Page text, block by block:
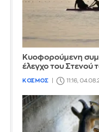
Κυοφορούμενη
έλεγχο του Στενού
ΚΟΣΜΟΣ 11:16,